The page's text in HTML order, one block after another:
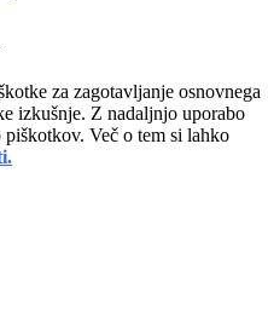
za zagotavljanje osnovnega
izkušnje. Z nadaljnjo uporabo
piškotkov. Več o tem si lahko